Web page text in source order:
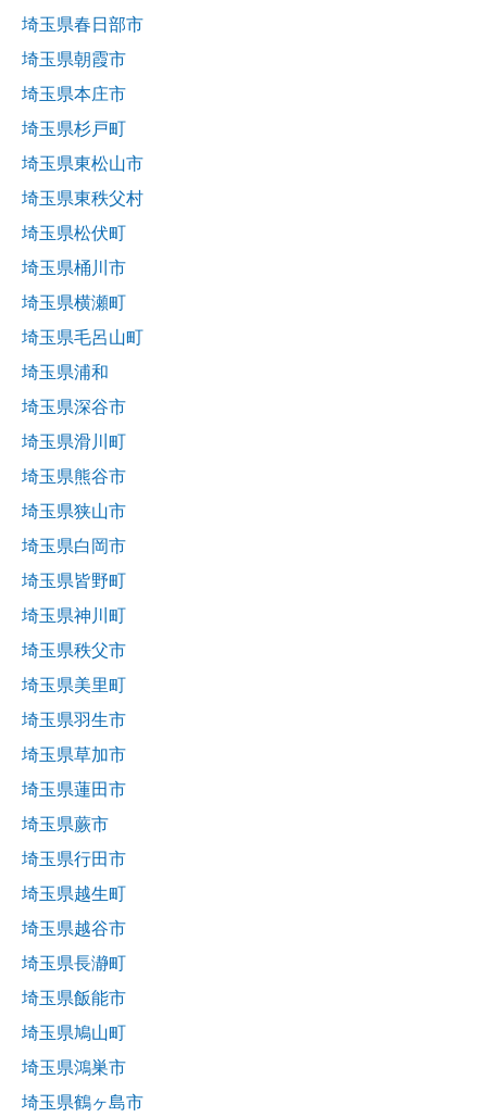
埼玉県春日部市
埼玉県朝霞市
埼玉県本庄市
埼玉県杉戸町
埼玉県東松山市
埼玉県東秩父村
埼玉県松伏町
埼玉県桶川市
埼玉県横瀬町
埼玉県毛呂山町
埼玉県浦和
埼玉県深谷市
埼玉県滑川町
埼玉県熊谷市
埼玉県狭山市
埼玉県白岡市
埼玉県皆野町
埼玉県神川町
埼玉県秩父市
埼玉県美里町
埼玉県羽生市
埼玉県草加市
埼玉県蓮田市
埼玉県蕨市
埼玉県行田市
埼玉県越生町
埼玉県越谷市
埼玉県長瀞町
埼玉県飯能市
埼玉県鳩山町
埼玉県鴻巣市
埼玉県鶴ヶ島市